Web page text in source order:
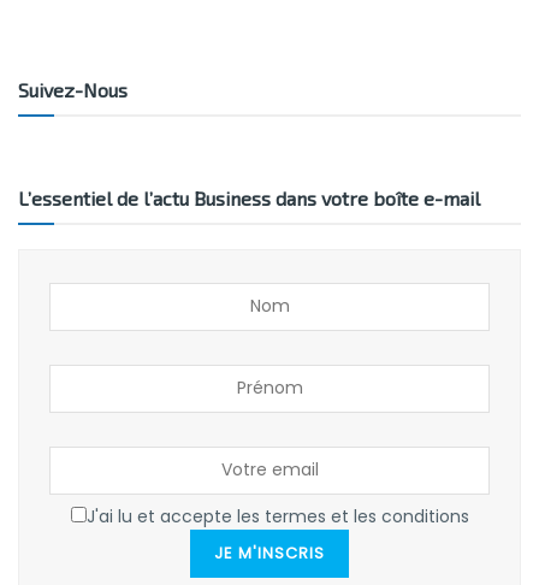
Suivez-Nous
L’essentiel de l’actu Business dans votre boîte e-mail
J'ai lu et accepte les termes et les conditions
JE M'INSCRIS